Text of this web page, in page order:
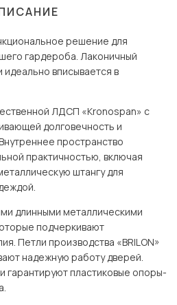
решение для
гардероба. Лаконичный
вписывается в
ЛДСП «Kronospan» с
долговечность и
пространство
практичностью, включая
штангу для
длинными металлическими
подчеркивают
Петли производства «BRILON»
надежную работу дверей.
гарантируют пластиковые опоры-